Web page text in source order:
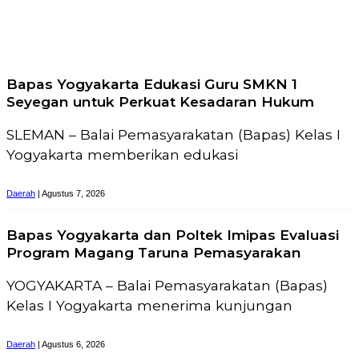
Bapas Yogyakarta Edukasi Guru SMKN 1
Seyegan untuk Perkuat Kesadaran Hukum
SLEMAN – Balai Pemasyarakatan (Bapas) Kelas I
Yogyakarta memberikan edukasi
Daerah | Agustus 7, 2026
Bapas Yogyakarta dan Poltek Imipas Evaluasi
Program Magang Taruna Pemasyarakan
YOGYAKARTA – Balai Pemasyarakatan (Bapas)
Kelas I Yogyakarta menerima kunjungan
Daerah | Agustus 6, 2026